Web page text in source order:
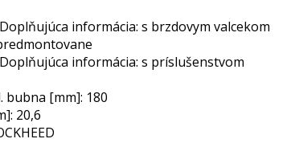
informácia: s brzdovym valcekom
informácia: s príslušenstvom
bubna [mm]: 180
20,6